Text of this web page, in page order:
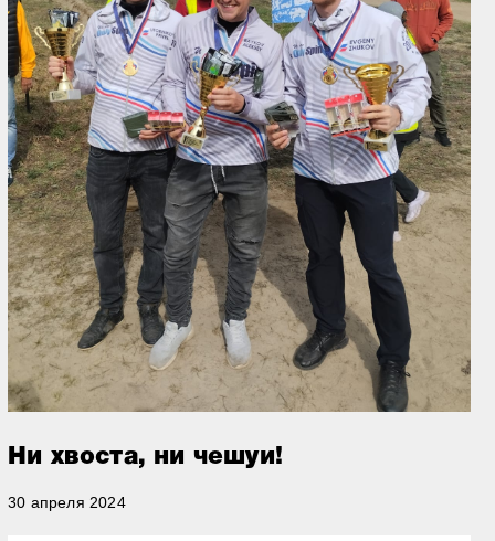
Ни хвоста, ни чешуи!
30 апреля 2024